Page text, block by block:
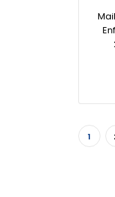
1